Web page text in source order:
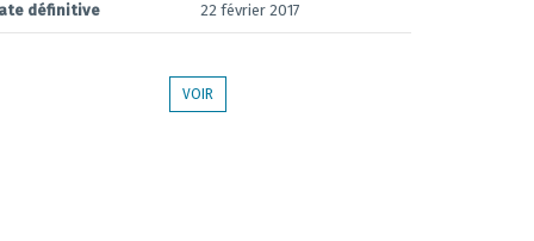
définitive 22 février 2017
VOIR